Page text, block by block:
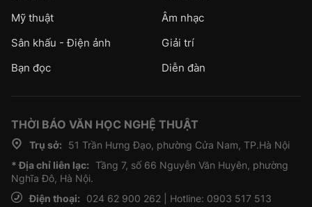
Mỹ thuật
Âm nhạc
Sân khấu - Điện ảnh
Giải trí
Bạn đọc
Diễn đàn
THỜI BÁO VĂN HỌC NGHỆ THUẬT
Trụ sở:
51 Trần Hưng Đạo, phường Cửa Nam, TP.Hà Nội
* Địa chỉ liên lạc: Tầng 7, số 66 Nguyễn Văn Huyên, phường
Nghĩa Đô, Hà Nội.
Điện thoại:
024 62 900 262 | Hotline: 0903 517 513